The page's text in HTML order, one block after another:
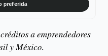
preferida
a emprendedores
y México.